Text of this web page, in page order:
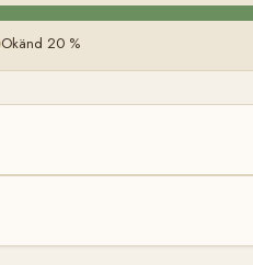
Okänd 20 %